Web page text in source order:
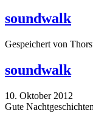
soundwalk
Gespeichert von
soundwalk
10. Oktober 2012
Gute Nachtgeschichten